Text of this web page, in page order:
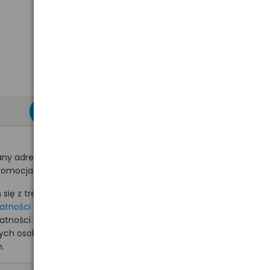
adres e-mail
na hurt.com.pl.
z treścią i akceptuję
i wyrażam zgodę
osobowych na